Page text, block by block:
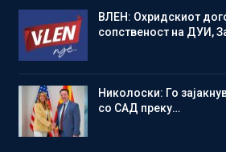
ВЛЕН: Охридскиот
сопственост на ДУИ,
Николоски: Го
со САД преку…